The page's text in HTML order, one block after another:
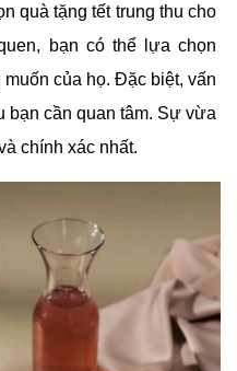
quà tặng tết trung thu cho
bạn có thể lựa chọn
của họ. Đặc biệt, vấn
bạn cần quan tâm. Sự vừa
chính xác nhất.